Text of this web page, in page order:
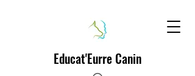
Educat'Eurre Canin